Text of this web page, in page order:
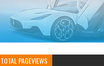
TOTAL PAGEVIEWS